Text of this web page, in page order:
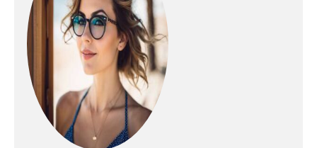
poteaux en aluminium
antirouille sont fixés avec
un cordon élastique
empêchant le mouvement.
Tente géante réglable pour
la plage : restez au frais et à
l'abri du soleil avec notre
pare-soleil de plage